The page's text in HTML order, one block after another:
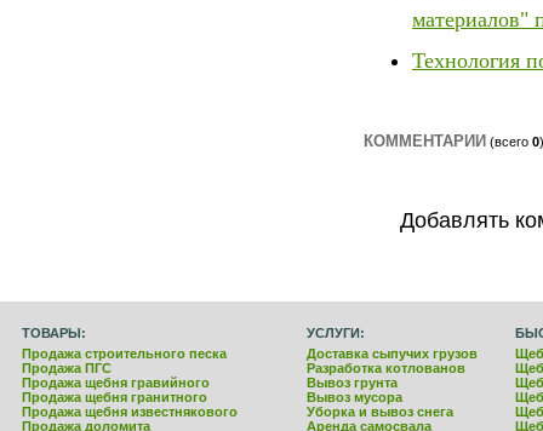
материалов"
Технология
КОММЕНТАРИИ (всего 0)
Добавлять
ТОВАРЫ: УСЛУГИ:
Продажа строительного песка
Продажа ПГС
Продажа щебня гравийного
Продажа щебня гранитного
Продажа щебня известнякового
Продажа доломита
Доставка сыпучих грузов
Разработка котлованов
Вывоз грунта
Вывоз мусора
Уборка и вывоз снега
Аренда самосвала